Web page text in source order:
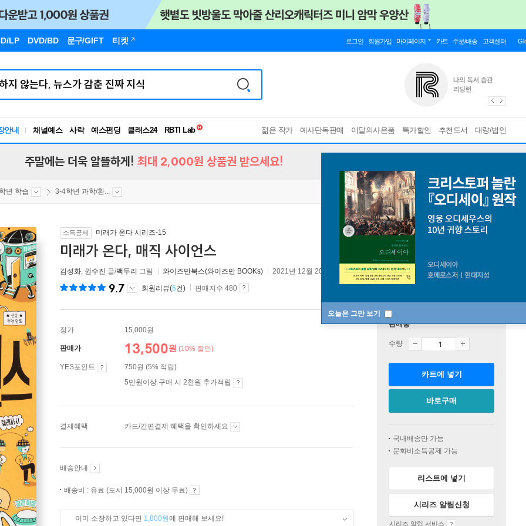
LP DVD/BD 문구/GIFT 티켓 로그인 회원가입 마이페이지 카트 주문/배송 고객센터
안내 채널예스 사락 예스펀딩 클래스24
RBTI Lab
독서유형검사
젊은 작가 예사단독판매 이달의사은품 특가할인 추천도서 대량/법인
오늘은 그만 보기
주말에는 더욱 알뜰하게! 최대 2,000원 상품권 받으세요!
년 학습 3-4학년 과학/환...
소득공제 미래가 온다 시리즈-15
미래가 온다, 매직 사이언스
김성화, 권수진 글/백두리 그림 와이즈만북스(와이즈만 BOOKs) 2021년 12월 20일
9.7 회원리뷰(6건) 판매지수 480
정가 15,000원
판매가 13,500원 (10% 할인)
YES포인트
750원 (5% 적립)
5만원이상 구매 시 2천원 추가적립
결제혜택 카드/간편결제 혜택을 확인하세요
배송안내
배송비 : 유료 (도서 15,000원 이상 무료)
이미 소장하고 있다면 1,800원에 판매해 보세요!
판매중
수량
카트에 넣기
바로구매
국내배송만 가능
문화비소득공제 가능
리스트에 넣기
시리즈 알림신청
시리즈 알림 서비스